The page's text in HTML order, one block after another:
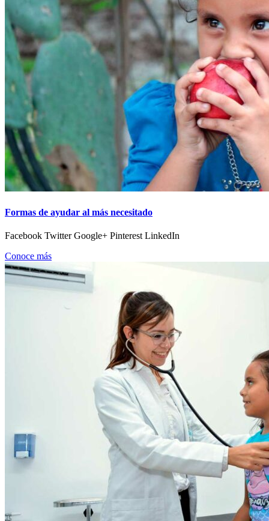
Formas de ayudar al más necesitado
Facebook Twitter Google+ Pinterest LinkedIn
Conoce más